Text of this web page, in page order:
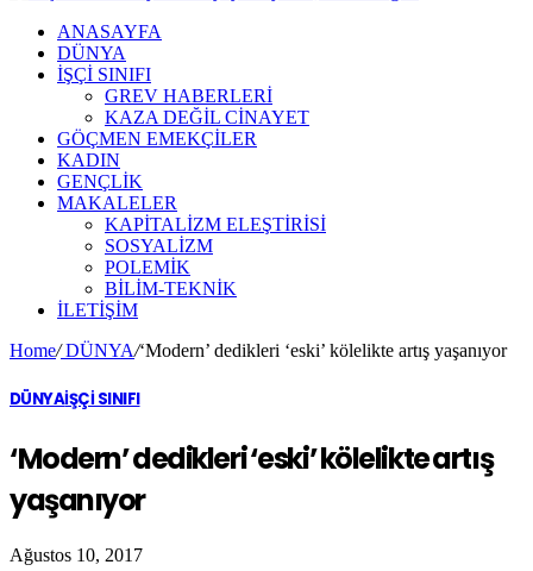
ANASAYFA
DÜNYA
İŞÇİ SINIFI
GREV HABERLERİ
KAZA DEĞİL CİNAYET
GÖÇMEN EMEKÇİLER
KADIN
GENÇLİK
MAKALELER
KAPİTALİZM ELEŞTİRİSİ
SOSYALİZM
POLEMİK
BİLİM-TEKNİK
ILETIŞIM
Home/DÜNYA/‘Modern’ dedikleri ‘eski’ kölelikte artış yaşanıyor
DÜNYAİŞÇİ SINIFI
‘Modern’ dedikleri ‘eski’ kölelikte artış
yaşanıyor
Ağustos 10, 2017